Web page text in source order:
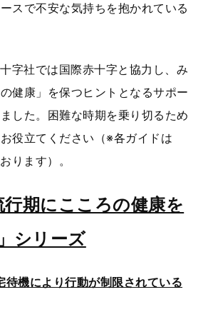
スで不安な気持ちを抱かれている
字社では国際赤十字と協力し、み
健康」を保つヒントとなるサポー
した。困難な時期を乗り切るため
役立てください（※各ガイドは
ります）。
行期にこころの健康を
シリーズ
待機により行動が制限されている